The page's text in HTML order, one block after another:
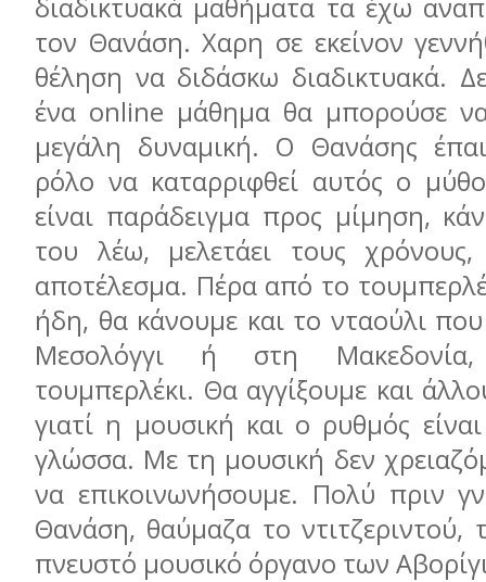
διαδικτυακά μαθήματα τα έχω
τον Θανάση. Χαρη σε εκείνον
θέληση να διδάσκω διαδικτυακά.
ένα online μάθημα θα μπορούσε
μεγάλη δυναμική. Ο Θανάσης
ρόλο να καταρριφθεί αυτός ο
είναι παράδειγμα προς μίμηση,
του λέω, μελετάει τους χρόνους,
αποτέλεσμα. Πέρα από το
ήδη, θα κάνουμε και το νταούλι
Μεσολόγγι ή στη
τουμπερλέκι. Θα αγγίξουμε και
γιατί η μουσική και ο ρυθμός
γλώσσα. Με τη μουσική δεν
να επικοινωνήσουμε. Πολύ πριν
Θανάση, θαύμαζα το ντιτζεριντού,
πνευστό μουσικό όργανο των